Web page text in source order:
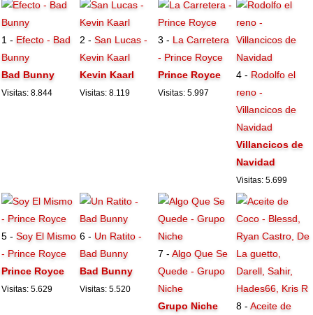
1 - Efecto - Bad
Bunny
Bad Bunny
Visitas: 8.844
2 -San Lucas -
Kevin Kaarl
Kevin Kaarl
Visitas: 8.119
3 - La Carretera
- Prince Royce
Prince Royce
Visitas: 5.997
4 - Rodolfo el
reno -
Villancicos de
Navidad
Villancicos de
Navidad
Visitas: 5.699
5 -Soy El Mismo
- Prince Royce
Prince Royce
Visitas: 5.629
6 - Un Ratito -
Bad Bunny
Bad Bunny
Visitas: 5.520
7 -Algo Que Se
Quede - Grupo
Niche
Grupo Niche
8 -Aceite de